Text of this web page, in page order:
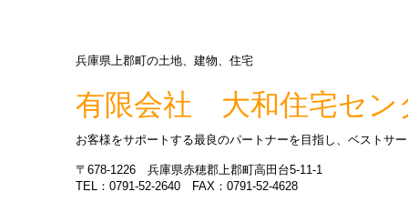
兵庫県上郡町の土地、建物、住宅
有限会社 大和住宅セン
お客様をサポートする最良のパートナーを目指し、ベストサ
〒678-1226 兵庫県赤穂郡上郡町高田台5-11-1
TEL：0791-52-2640 FAX：0791-52-4628